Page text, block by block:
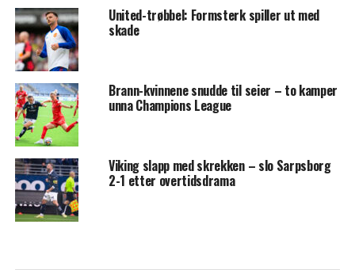
United-trøbbel: Formsterk spiller ut med
skade
Brann-kvinnene snudde til seier – to kamper
unna Champions League
Viking slapp med skrekken – slo Sarpsborg
2-1 etter overtidsdrama